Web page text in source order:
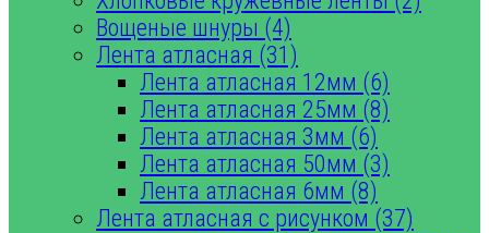
Вощеные шнуры (4)
Лента атласная (31)
Лента атласная 12мм (6)
Лента атласная 25мм (8)
Лента атласная 3мм (6)
Лента атласная 50мм (3)
Лента атласная 6мм (8)
Лента атласная с рисунком (37)